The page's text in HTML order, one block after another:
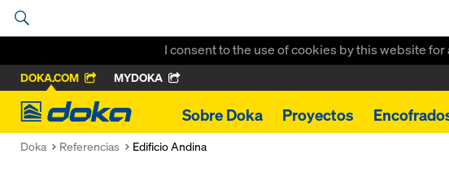
I consent to the use of cookies by this website
DOKA.COM MYDOKA
Doka
Sobre Doka Proyectos
Doka Referencias Edificio Andina